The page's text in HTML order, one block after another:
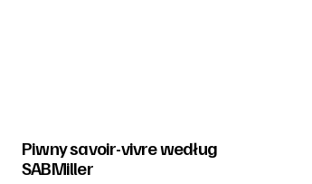
Piwny savoir-vivre według
SABMiller